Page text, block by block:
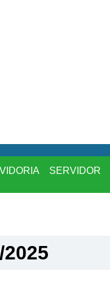
SERVIDOR
2025